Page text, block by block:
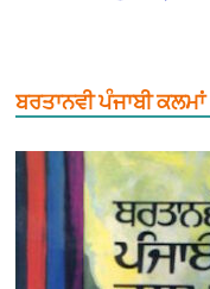
ਬਰਤਾਨਵੀ ਪੰਜਾਬੀ ਕਲਮਾਂ